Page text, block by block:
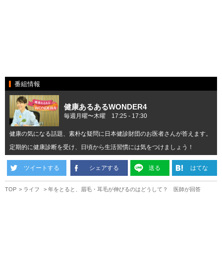
番組情報
健康あるあるWONDER4
毎週月曜〜木曜 17:25 ‐ 17:30
健康の気になる話題、素朴な疑問に日本健診財団のお医者さんが答えます。
定期的に健康診断を受け、日頃から生活習慣には気をつけましょう！
ツイートする シェアする 送る はてな
TOP ライフ 年をとると、眉毛・耳毛が伸びるのはどうして？ 医師が回答